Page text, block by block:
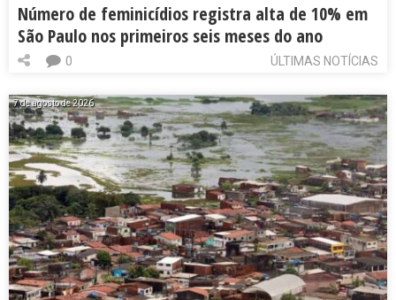
Número de feminicídios registra alta de 10% em
São Paulo nos primeiros seis meses do ano
ÚLTIMAS NOTÍCIAS
0
7 de agosto de 2026